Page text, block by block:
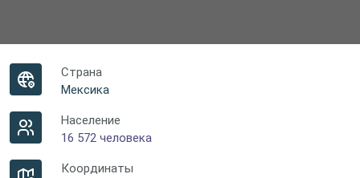
Страна
Мексика
Население
16 572 человека
Координаты